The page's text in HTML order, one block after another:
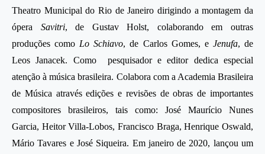
Theatro Municipal do Rio de Janeiro dirigindo a montagem da
ópera Savitri, de Gustav Holst, colaborando em outras
produções como Lo Schiavo, de Carlos Gomes, e Jenufa, de
Leos Janacek. Como pesquisador e editor dedica especial
atenção à música brasileira. Colabora com a Academia Brasileira
de Música através edições e revisões de obras de importantes
compositores brasileiros, tais como: José Maurício Nunes
Garcia, Heitor Villa-Lobos, Francisco Braga, Henrique Oswald,
Mário Tavares e José Siqueira. Em janeiro de 2020, lançou um